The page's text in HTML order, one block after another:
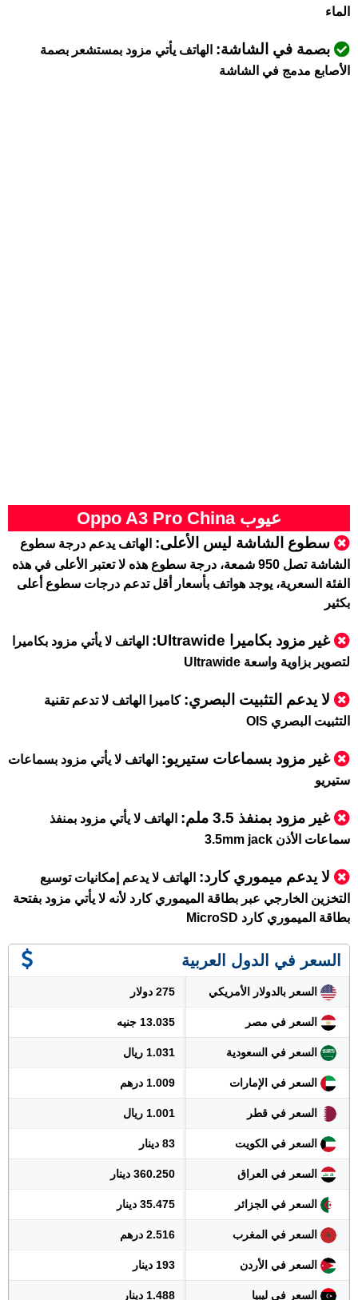
الماء
بصمة في الشاشة: الهاتف يأتي مزود بمستشعر بصمة
الأصابع مدمج في الشاشة
عيوب Oppo A3 Pro China
سطوع الشاشة ليس الأعلى: الهاتف يدعم درجة سطوع
الشاشة تصل 950 شمعة، درجة سطوع هذه لا تعتبر الأعلى في هذه
الفئة السعرية، يوجد هواتف بأسعار أقل تدعم درجات سطوع أعلى
بكثير
غير مزود بكاميرا Ultrawide:
الهاتف لا يأتي مزود بكاميرا
لتصوير بزاوية واسعة Ultrawide
لا يدعم التثبيت البصري: كاميرا الهاتف لا تدعم تقنية
التثبيت البصري OIS
غير مزود بسماعات ستيريو: الهاتف لا يأتي مزود بسماعات
ستيريو
غير مزود بمنفذ 3.5 ملم : الهاتف لا يأتي مزود بمنفذ
سماعات الأذن 3.5mm jack
لا يدعم ميموري كارد: الهاتف لا يدعم إمكانيات توسيع
التخزين الخارجي عبر بطاقة الميموري كارد لأنه لا يأتي مزود بفتحة
بطاقة الميموري كارد MicroSD
السعر في الدول العربية
السعر بالدولار الأمريكي 275 دولار
السعر في مصر 13.035 جنيه
السعر في السعودية 1.031 ريال
السعر في الإمارات 1.009 درهم
السعر في قطر 1.001 ريال
السعر في الكويت 83 دينار
السعر في العراق 360.250 دينار
السعر في الجزائر 35.475 دينار
السعر في المغرب 2.516 درهم
السعر في الأردن 193 دينار
السعر في ليبيا 1.488 دينار